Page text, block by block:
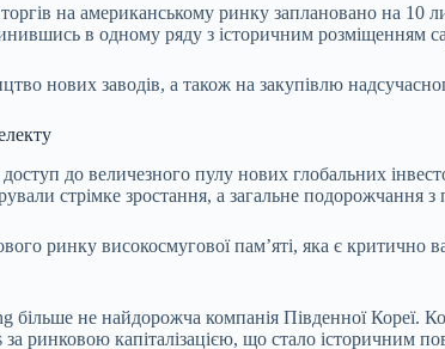
на американському ринку заплановано на
в одному ряду з історичним розміщенням
нових заводів, а також на закупівлю
до величезного пулу нових глобальних
стрімке зростання, а загальне подорожчання
ринку високосмугової пам’яті, яка є
більше не найдорожча компанія Південної Кореї.
ринковою капіталізацією, що стало історичним